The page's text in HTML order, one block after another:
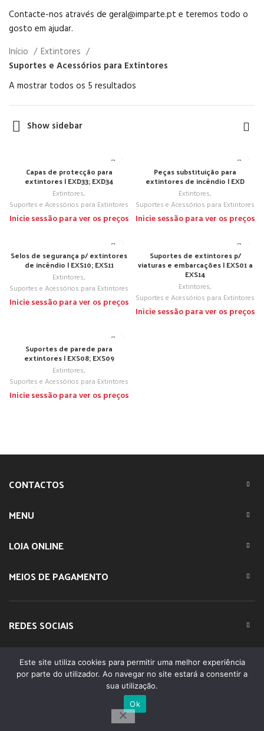
Contacte-nos através de geral@imparte.pt e teremos todo o
gosto em ajudar.
Início
Extintores
Suportes e Acessórios para Extintores
A mostrar todos os 5 resultados
Show sidebar
Capas de protecção para
extintores | EXD33; EXD34
Extintores,
Suportes e Acessórios para Extintores
Inicie sessão para ver os preços
Peças substituição para
extintores de incêndio | EXD
Extintores,
Suportes e Acessórios para Extintores
Inicie sessão para ver os preços
Selos de segurança p/ extintores
de incêndio | EXS10; EXS11
Extintores,
Suportes e Acessórios para Extintores
Inicie sessão para ver os preços
Suportes de extintores p/
viaturas e embarcações | EXS01 a
EXS14
Extintores,
Suportes e Acessórios para Extintores
Inicie sessão para ver os preços
Suportes de parede para
extintores | EXS08; EXS09
Extintores,
Suportes e Acessórios para Extintores
Inicie sessão para ver os preços
CONTACTOS
MENU
LOJA ONLINE
MEIOS DE PAGAMENTO
REDES SOCIAIS
© 2023 IMPARTE. All Rights Reserved. Desenvolvido por
DOMINIOS.PT
Este site utiliza cookies para permitir uma melhor experiência
por parte do utilizador. Ao navegar no site estará a consentir a
sua utilização.
Ok